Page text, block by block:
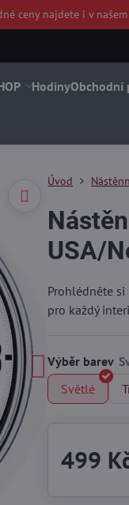
ceny najdete iv
HodinyObchodní
Úvod
USA/
Prohlédněte
pro každý
Výběr barev
Světlé
499